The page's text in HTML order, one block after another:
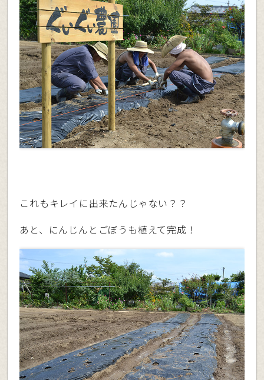
これもキレイに出来たんじゃない？？
あと、にんじんとごぼうも植えて完成！